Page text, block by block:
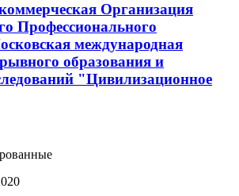
Организация
Профессионального
международная
образования и
"Цивилизационное